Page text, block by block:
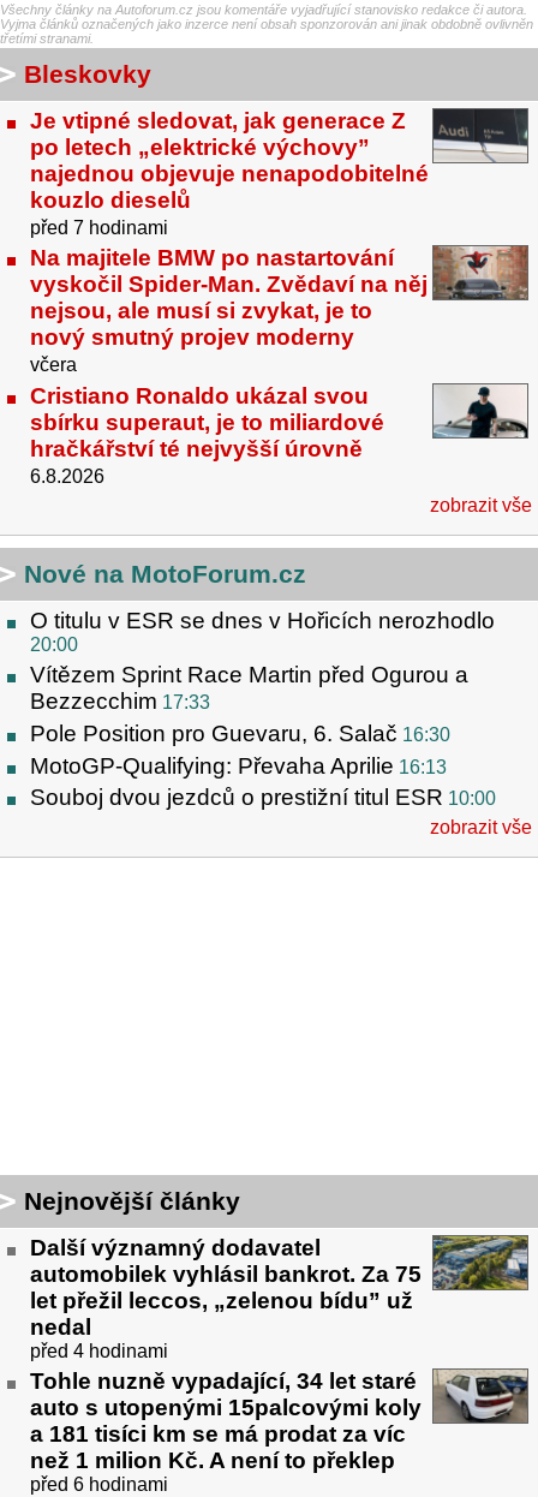
Všechny články na Autoforum.cz jsou komentáře vyjadřující stanovisko redakce či autora.
Vyjma článků označených jako inzerce není obsah sponzorován ani jinak obdobně ovlivněn
třetími stranami.
Bleskovky
Je vtipné sledovat, jak generace Z
po letech „elektrické výchovy”
najednou objevuje nenapodobitelné
kouzlo dieselů
před 7 hodinami
Na majitele BMW po nastartování
vyskočil Spider-Man. Zvědaví na něj
nejsou, ale musí si zvykat, je to
nový smutný projev moderny
včera
Cristiano Ronaldo ukázal svou
sbírku superaut, je to miliardové
hračkářství té nejvyšší úrovně
6.8.2026
zobrazit vše
Nové na MotoForum.cz
O titulu v ESR se dnes v Hořicích nerozhodlo
20:00
Vítězem Sprint Race Martin před Ogurou a
Bezzecchim 17:33
Pole Position pro Guevaru, 6. Salač 16:30
MotoGP-Qualifying: Převaha Aprilie 16:13
Souboj dvou jezdců o prestižní titul ESR 10:00
zobrazit vše
Nejnovější články
Další významný dodavatel
automobilek vyhlásil bankrot. Za 75
let přežil leccos, „zelenou bídu” už
nedal
před 4 hodinami
Tohle nuzně vypadající, 34 let staré
auto s utopenými 15palcovými koly
a 181 tisíci km se má prodat za víc
než 1 milion Kč. A není to překlep
před 6 hodinami